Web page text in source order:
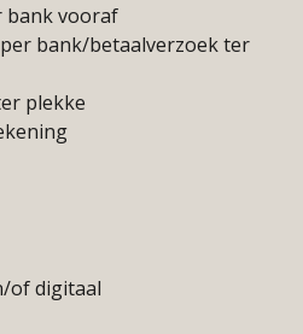
bank vooraf
bank/betaalverzoek ter
plekke
of digitaal